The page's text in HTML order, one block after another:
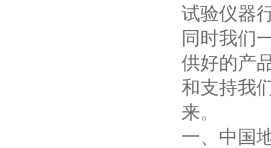
试验仪器
同时我们
供好的产
和支持我
来。
一、中国